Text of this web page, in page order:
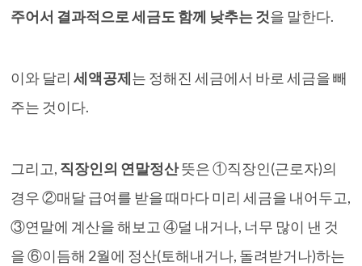
주어서 결과적으로 세금도 함께 낮추는 것을 말한다.
이와 달리세액공제는 정해진 세금에서 바로 세금을 빼
주는 것이다.
그리고, 직장인의 연말정산뜻은 ①직장인(근로자)의
경우 ②매달 급여를 받을 때마다 미리 세금을 내어두고,
③연말에 계산을 해보고 ④덜 내거나, 너무 많이 낸 것
을 ⑥이듬해 2월에 정산(토해내거나, 돌려받거나)하는